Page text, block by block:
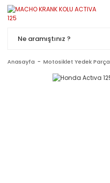
Anasayfa Motosiklet Yedek Parça